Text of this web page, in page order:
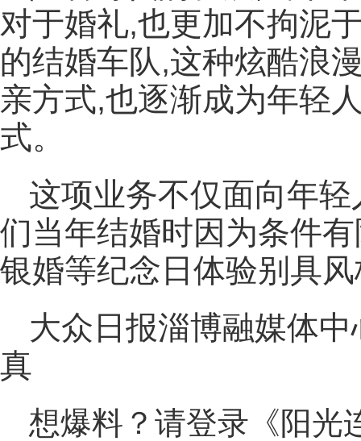
对于婚礼,也更加不拘泥
的结婚车队,这种炫酷浪
亲方式,也逐渐成为年轻
式。
这项业务不仅面向年
们当年结婚时因为条件
银婚等纪念日体验别具
大众日报淄博融媒体
真
想爆料？请登录《阳光